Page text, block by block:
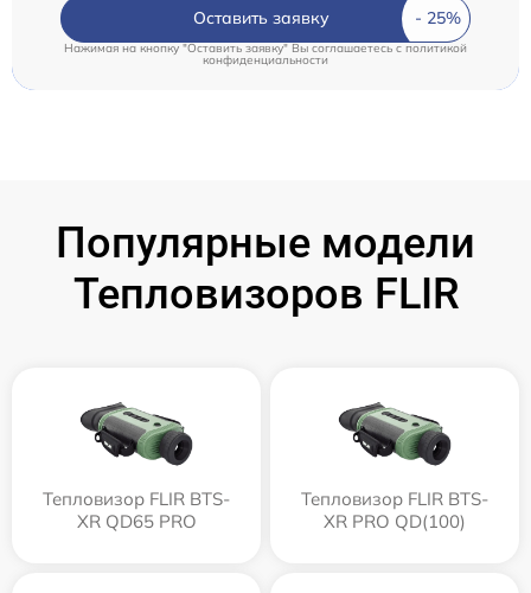
Оставить заявку
Нажимая на кнопку "Оставить заявку" Вы соглашаетесь c политикой
конфиденциальности
Популярные модели
Тепловизоров FLIR
Тепловизор FLIR BTS-
XR QD65 PRO
Тепловизор FLIR BTS-
XR PRO QD(100)